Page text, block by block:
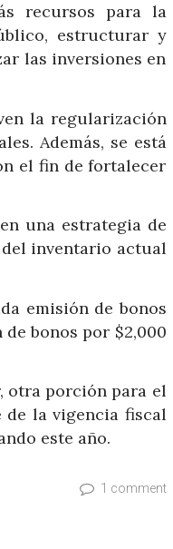
recursos para la
estructurar y
las inversiones en
la regularización
Además, se está
el fin de fortalecer
una estrategia de
inventario actual
emisión de bonos
bonos por $2,000
otra porción para el
de la vigencia fiscal
este año.
1 comment